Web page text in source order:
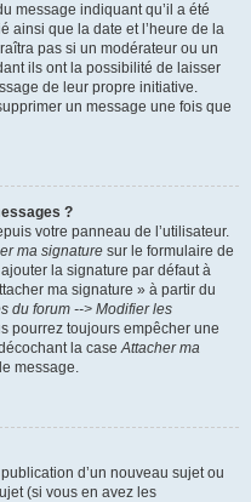
message indiquant qu’il a été
ainsi que la date et l’heure de la
pas si un modérateur ou un
ils ont la possibilité de laisser
de leur propre initiative.
un message une fois que
?
votre panneau de l’utilisateur.
ma signature sur le formulaire de
la signature par défaut à
ma signature » à partir du
du forum --> Modifier les
pourrez toujours empêcher une
la caseAttacher ma
message.
d’un nouveau sujet ou
(si vous en avez les